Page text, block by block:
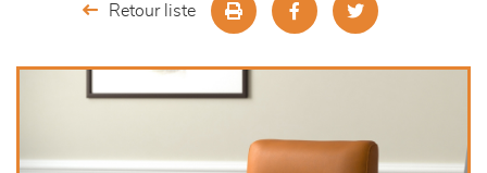
Retour liste